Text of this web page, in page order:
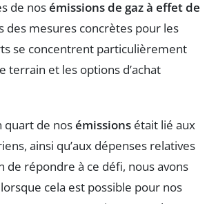
de nosémissions de gaz à effet de
des mesures concrètes pour les
se concentrent particulièrement
terrain et les options d’achat
quart de nosémissions était lié aux
ainsi qu’aux dépenses relatives
de répondre à ce défi, nous avons
cela est possible pour nos